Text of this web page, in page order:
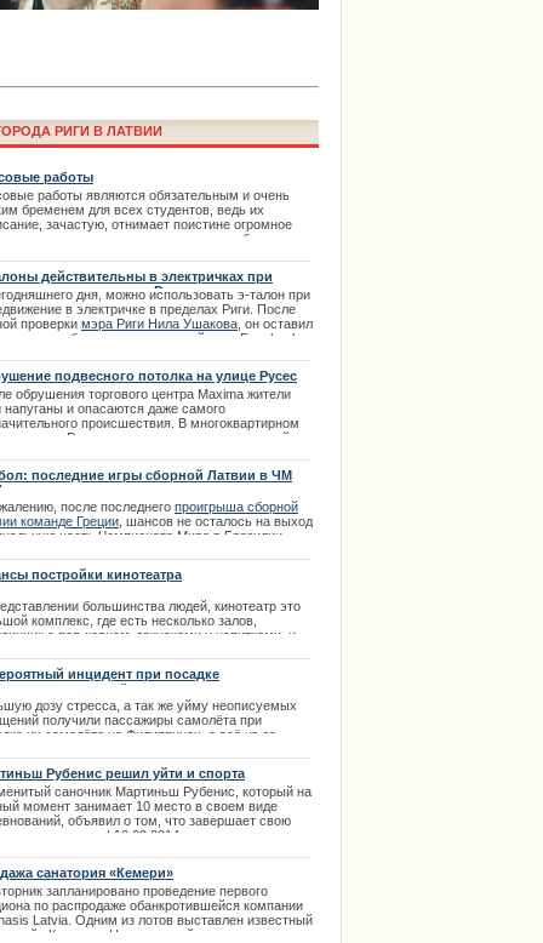
Rendezvous Jūrmala будет
в Риге с автошколой
обратилась к поклонникам
Rendezvous Jūrmala
РИГИ В ЛАТВИИ
работы
работы являются обязательным и очень
бременем для всех студентов, ведь их
зачастую, отнимает поистине огромное
времени и сил, которые можно было
действительны в электричках при
в пределах Риги
дня, можно использовать э-талон при
в электричке в пределах Риги. После
проверки мэра Риги Нила Ушакова , он оставил
сообщение в социальной сети Facebook...
подвесного потолка на улице Русес
обрушения торгового центра Maxima жители
напуганы и опасаются даже самого
происшествия. В многоквартирном
по улице Русес произошло затопление одной из
протекла и собралась за подвесным потолком. |
последние игры сборной Латвии в ЧМ
после последнего проигрыша сборной
команде Греции , шансов не осталось на выход
часть Чемпионата Мира в Бразилии
с точки зрения турнирной таблицы.
постройки кинотеатра
большинства людей, кинотеатр это
комплекс, где есть несколько залов,
с поп-корном, закусками и напитками, и
кинотеатры действительно имеют такой вид,
это далеко не единственный вариант.
инцидент при посадке
самолёта
дозу стресса, а так же уйму неописуемых
получили пассажиры самолёта при
их самолёта на Филиппинах, а всё из-за
девушку на взлетно-посадочной полосе
Рубенис решил уйти и спорта
саночник Мартиньш Рубенис, который на
момент занимает 10 место в своем виде
объявил о том, что завершает свою
карьеру. | 10.02.2014
санатория «Кемери»
запланировано проведение первого
по распродаже обанкротившейся компании
Latvia. Одним из лотов выставлен известный
«Кемери». На санаторий и другую